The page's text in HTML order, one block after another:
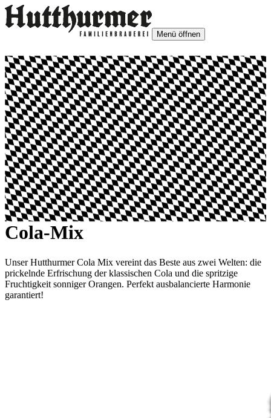
Menü öffnen
Cola-Mix
Unser Hutthurmer Cola Mix vereint das Beste aus zwei Welten: die
prickelnde Erfrischung der klassischen Cola und die spritzige
Fruchtigkeit sonniger Orangen. Perfekt ausbalancierte Harmonie
garantiert!